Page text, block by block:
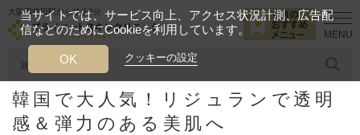
大阪西梅田駅から徒歩2分
人気のワード 糸リフト ヒアルロン酸 リジュランアイ
美容ブログ 美肌・アンチエイジング 韓国で大人気！リ
韓国で大人気！リジュランで透明
感＆弾力のある美肌へ
当サイトでは、サービス向上、アクセス状況計測、広告配
信などのためにCookieを利用しています。
クッキーの設定
OK